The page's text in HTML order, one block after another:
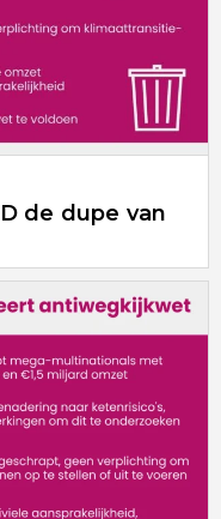
de dupe van